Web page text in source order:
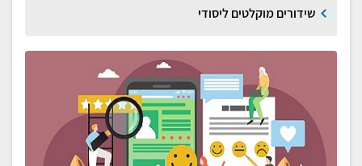
שידורים מוקלטים ליסודי